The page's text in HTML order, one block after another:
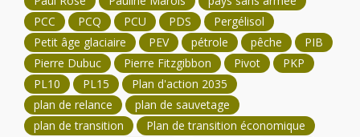
PCC
PCQ PCU PDS
Pergélisol
Petit âge glaciaire
PEV pétrole pêche
PIB
Pierre Dubuc
Pierre Fitzgibbon Pivot
PKP
PL10
PL15
Plan d'action 2035
plan de relance
plan de sauvetage
plan de transition
Plan de transition économique